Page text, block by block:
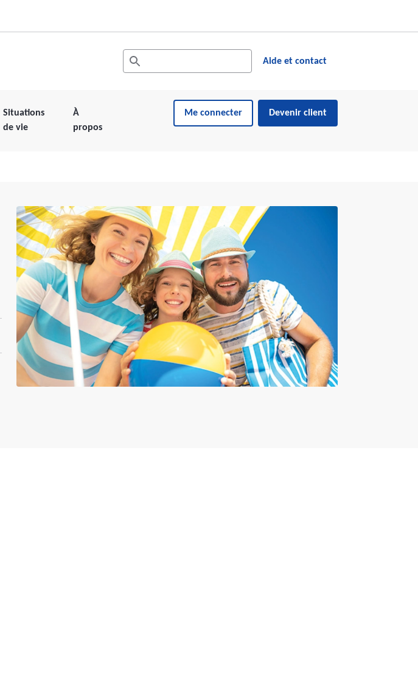
Rechercher dans le site web
Les résultats suggérés s'affichent dynamiquement sous le champ de
Aide et contact
Situations
de vie
À
propos
Me connecter Devenir client